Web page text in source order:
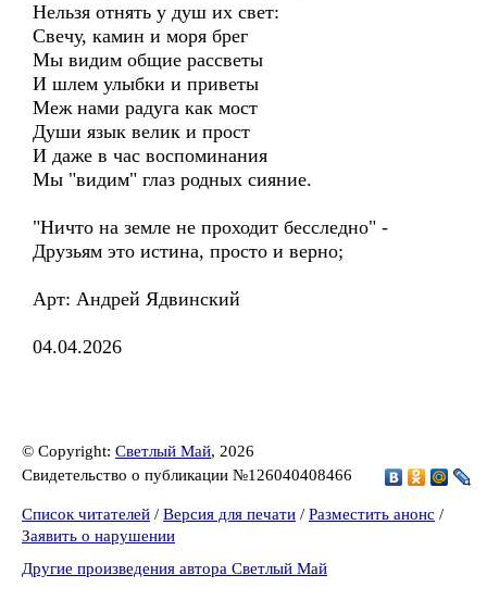
Нельзя отнять у душ их свет:
Свечу, камин и моря брег
Мы видим общие рассветы
И шлем улыбки и приветы
Меж нами радуга как мост
Души язык велик и прост
И даже в час воспоминания
Мы "видим" глаз родных сияние.
"Ничто на земле не проходит бесследно" -
Друзьям это истина, просто и верно;
Арт: Андрей Ядвинский
04.04.2026
© Copyright: Светлый Май, 2026
Свидетельство о публикации №126040408466
Список читателей / Версия для печати / Разместить анонс /
Заявить о нарушении
Другие произведения автора Светлый Май